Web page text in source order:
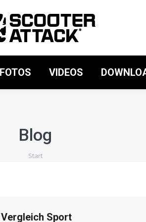
FOTOS VIDEOS
Blog
Sie befinden sich hier:
Start
Sport
BLOG EVENTS